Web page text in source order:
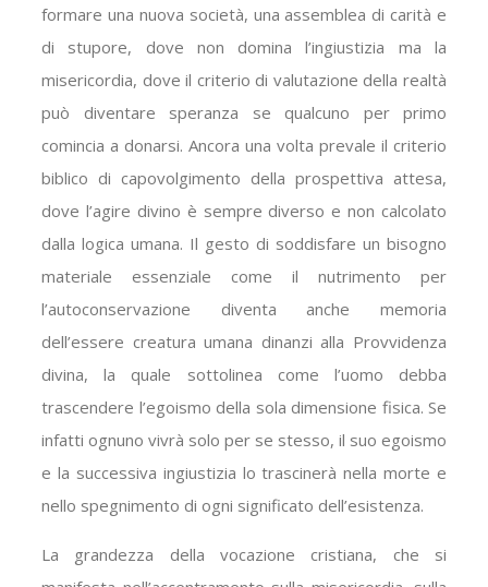
formare una nuova società, una assemblea di carità e
di stupore, dove non domina l’ingiustizia ma la
misericordia, dove il criterio di valutazione della realtà
può diventare speranza se qualcuno per primo
comincia a donarsi. Ancora una volta prevale il criterio
biblico di capovolgimento della prospettiva attesa,
dove l’agire divino è sempre diverso e non calcolato
dalla logica umana. Il gesto di soddisfare un bisogno
materiale essenziale come il nutrimento per
l’autoconservazione diventa anche memoria
dell’essere creatura umana dinanzi alla Provvidenza
divina, la quale sottolinea come l’uomo debba
trascendere l’egoismo della sola dimensione fisica. Se
infatti ognuno vivrà solo per se stesso, il suo egoismo
e la successiva ingiustizia lo trascinerà nella morte e
nello spegnimento di ogni significato dell’esistenza.
La grandezza della vocazione cristiana, che si